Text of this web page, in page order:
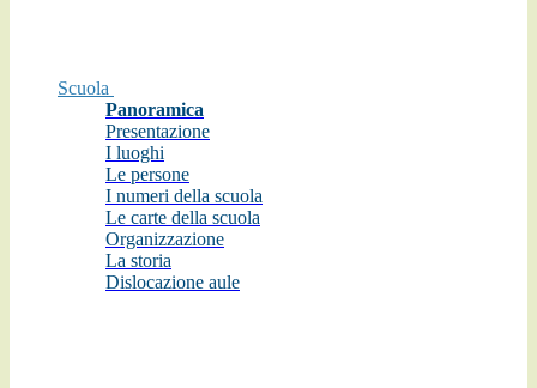
Scuola
Panoramica
Presentazione
I luoghi
Le persone
I numeri della scuola
Le carte della scuola
Organizzazione
La storia
Dislocazione aule